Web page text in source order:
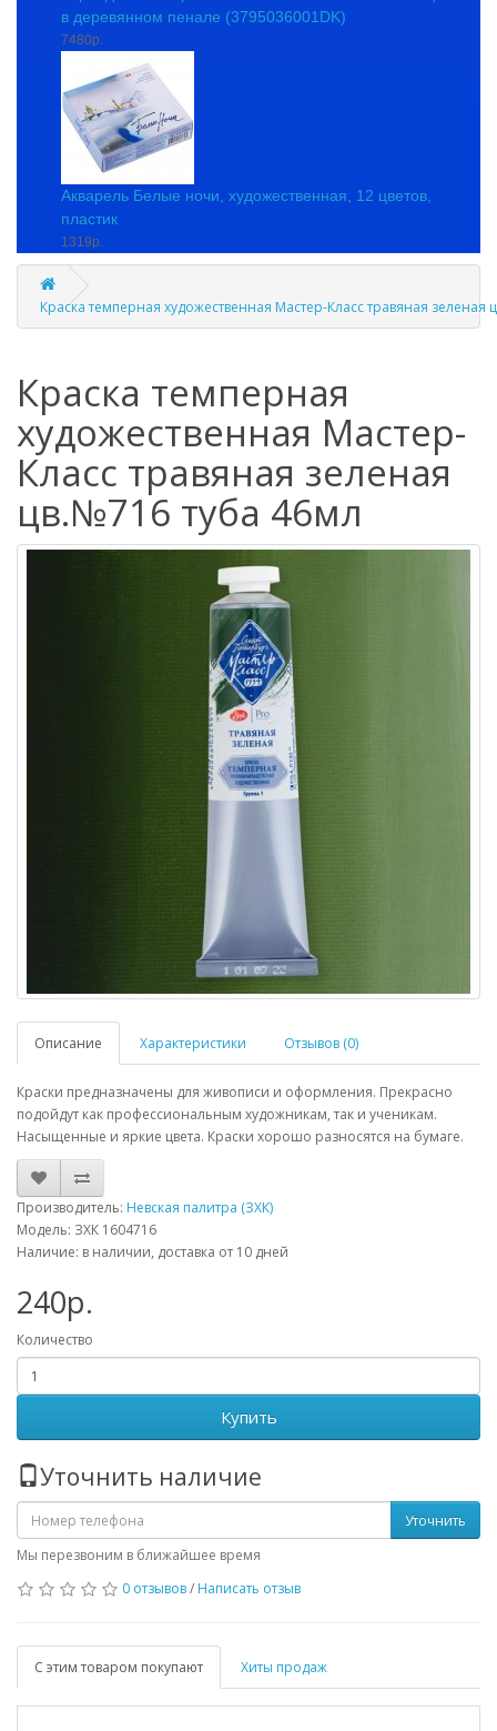
в деревянном пенале (3795036001DK)
7480р.
Акварель Белые ночи, художественная, 12 цветов,
пластик
1319р.
Краска темперная художественная Мастер-Класс травяная зеленая
Краска темперная
художественная Мастер-
Класс травяная зеленая
цв.№716 туба 46мл
Описание Характеристики Отзывов (0)
Краски предназначены для живописи и оформления. Прекрасно
подойдут как профессиональным художникам, так и ученикам.
Насыщенные и яркие цвета. Краски хорошо разносятся на бумаге.
Производитель: Невская палитра (ЗХК)
Модель: ЗХК 1604716
Наличие: в наличии, доставка от 10 дней
240р.
Количество
Купить
Уточнить наличие
Уточнить
Мы перезвоним в ближайшее время
0 отзывов/ Написать отзыв
С этим товаром покупают Хиты продаж